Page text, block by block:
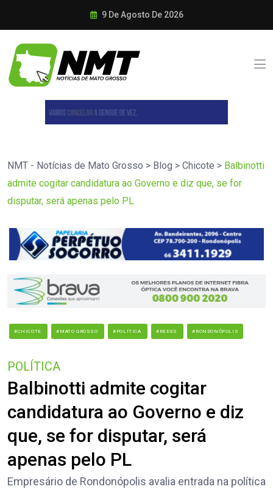
9 De Agosto De 2026
NMT - Notícias de Mato Grosso > Blog > Chicote > Balbinotti
admite cogitar candidatura ao Governo e diz que, se for
disputar, será apenas pelo PL
#CHICOTE #MATO GROSSO #POLÍTICA #REDES #RONDONÓPOLIS
POLÍTICA
Balbinotti admite cogitar
candidatura ao Governo e diz
que, se for disputar, será
apenas pelo PL
Empresário de Rondonópolis avalia entrada na política